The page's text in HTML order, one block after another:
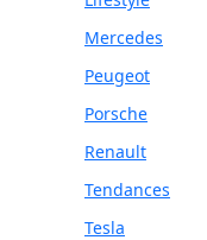
Mercedes
Peugeot
Porsche
Renault
Tendances
Tesla